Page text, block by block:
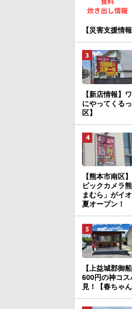
【災害支援情
【新店情報】
にやってくる
区】
【熊本市南区
ビックカメラ
まむら」がイ
夏オープン！
【上益城郡御
600円の神コ
見！【春ちゃん